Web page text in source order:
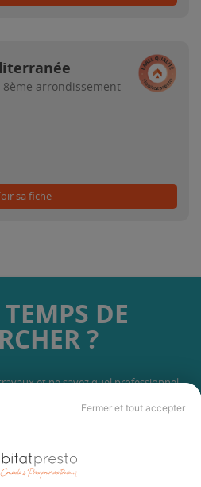
Fermer et tout accepter
8ème arrondissement
sa fiche
DE
?
et ne savez quel professionnel
partout en France.